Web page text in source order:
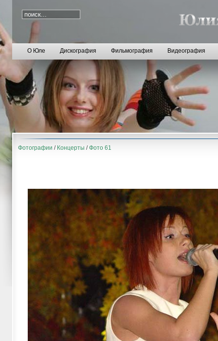
О Юле Дискография Фильмография Видеография
Фотографии / Концерты /Фото 61